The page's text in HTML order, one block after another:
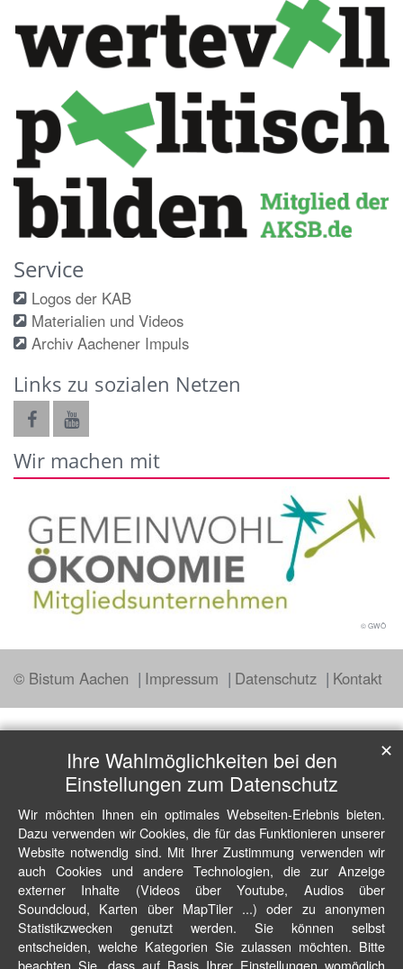
Service
Logos der KAB
Materialien und Videos
Archiv Aachener Impuls
Links zu sozialen Netzen
Wir machen mit
© GWÖ
© Bistum Aachen Impressum Datenschutz Kontakt
Ihre Wahlmöglichkeiten bei den
Einstellungen zum Datenschutz
Wir möchten Ihnen ein optimales Webseiten-Erlebnis bieten.
Dazu verwenden wir Cookies, die für das Funktionieren unserer
Website notwendig sind. Mit Ihrer Zustimmung verwenden wir
auch Cookies und andere Technologien, die zur Anzeige
externer Inhalte (Videos über Youtube, Audios über
Soundcloud, Karten über MapTiler ...) oder zu anonymen
Statistikzwecken genutzt werden. Sie können selbst
entscheiden, welche Kategorien Sie zulassen möchten. Bitte
beachten Sie, dass auf Basis Ihrer Einstellungen womöglich
✕